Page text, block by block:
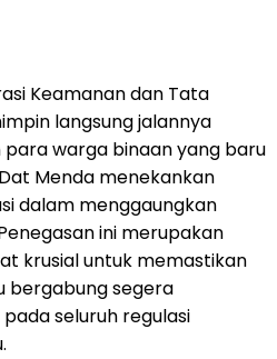
Keamanan dan Tata
langsung jalannya
warga binaan yang baru
Menda menekankan
dalam menggaungkan
ini merupakan
krusial untuk memastikan
bergabung segera
seluruh regulasi